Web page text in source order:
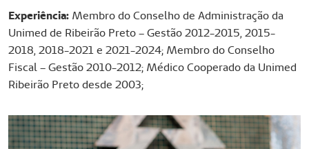
Experiência: Membro do Conselho de Administração da
Unimed de Ribeirão Preto – Gestão 2012-2015, 2015-
2018, 2018-2021 e 2021-2024; Membro do Conselho
Fiscal – Gestão 2010-2012; Médico Cooperado da Unimed
Ribeirão Preto desde 2003;